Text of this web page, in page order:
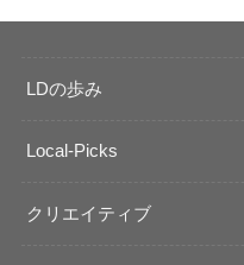
LDの歩み
Local-Picks
クリエイティブ